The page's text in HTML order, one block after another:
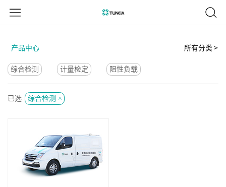
产品中心 所有分类 >
综合检测 计量检定 阻性负载
已选 综合检测